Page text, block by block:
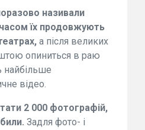
називали
їх продовжують
а після великих
опиниться в раю
найбільше
відео.
2 000 фотографій,
Задля фото- і